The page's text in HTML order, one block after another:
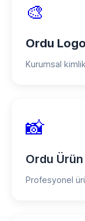
🎨
Ordu
Kurumsal
📸
Ordu
Profesyonel